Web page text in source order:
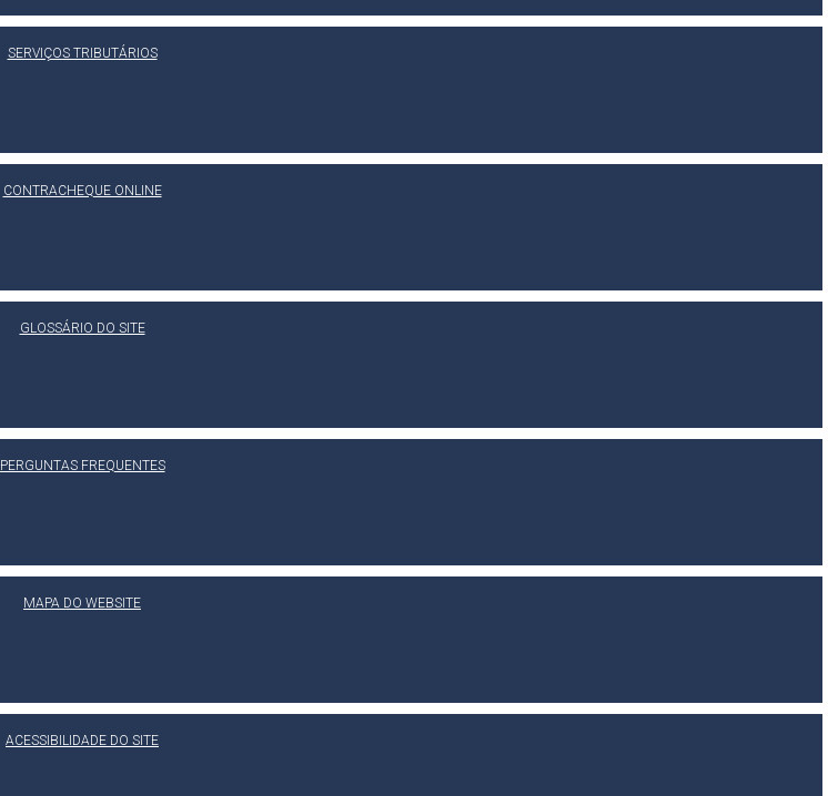
SERVIÇOS TRIBUTÁRIOS
CONTRACHEQUE ONLINE
GLOSSÁRIO DO SITE
PERGUNTAS FREQUENTES
MAPA DO WEBSITE
ACESSIBILIDADE DO SITE